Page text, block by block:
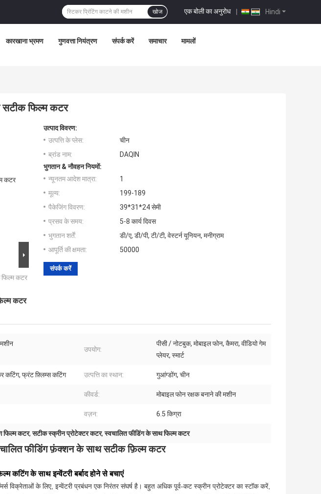
Hindi
एक बोली का अनुरोध |
खोज
कारखाना भ्रमण गुणवत्ता नियंत्रण संपर्क करें समाचार मामलों
सटीक फिल्म कटर
कटर
उत्पाद विवरण:
उत्पत्ति के प्लेस:
चीन
ब्रांड नाम:
DAQIN
भुगतान & नौवहन नियमों:
न्यूनतम आदेश मात्रा:
1
मूल्य:
199-189
पैकेजिंग विवरण:
39*31*24 सेमी
प्रसव के समय:
5-8 कार्य दिवस
भुगतान शर्तें:
डी/ए, डी/पी, टी/टी, वेस्टर्न यूनियन, मनीग्राम
आपूर्ति की क्षमता:
50000
संपर्क करें
कटर
उपयोग:
पीसी / नोटबुक, मोबाइल फोन, कैमरा, वीडियो गेम
प्लेयर, स्मार्ट
कटिंग, फ्रंट फ़्लिम्स कटिंग उत्पत्ति का स्थान: गुआंग्डोंग, चीन
कीवर्ड: मोबाइल फोन रक्षक बनाने की मशीन
वज़न: 6.5 किग्रा
फिल्म कटर,सटीक स्क्रीन प्रोटेक्टर कटर,स्वचालित फीडिंग के साथ फिल्म कटर
फीडिंग फ़ंक्शन के साथ सटीक फ़िल्म कटर
कटिंग के साथ इन्वेंटरी बर्बाद होने से बचाएं
विक्रेताओं के लिए, इन्वेंटरी प्रबंधन एक निरंतर संघर्ष है। बहुत अधिक पूर्व-कट स्क्रीन प्रोटेक्टर का स्टॉक करें,